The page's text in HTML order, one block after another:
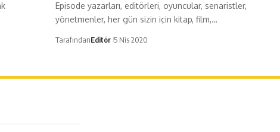
Episode yazarları, editörleri, oyuncular, senaristler,
yönetmenler, her gün sizin için kitap, film,…
TarafındanEditör 5 Nis 2020
Caferağa Mah. Dr. Şakir Paşa Sok. No3/A Kadıköy İstanbul